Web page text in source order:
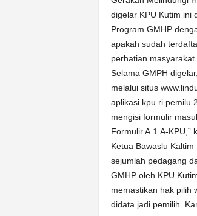
digelar KPU Kutim ini
Program GMHP
apakah sudah
perhatian masyarakat.
Selama GMPH
melalui situs
aplikasi kpu ri pemilu
mengisi formulir
Formulir A.1.A-KPU,”
Ketua Bawaslu
sejumlah pedagang
GMHP oleh KPU
memastikan hak pilih
didata jadi pemilih.